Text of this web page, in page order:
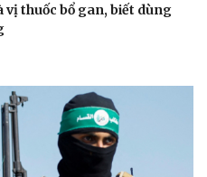
vị thuốc bổ gan, biết dùng